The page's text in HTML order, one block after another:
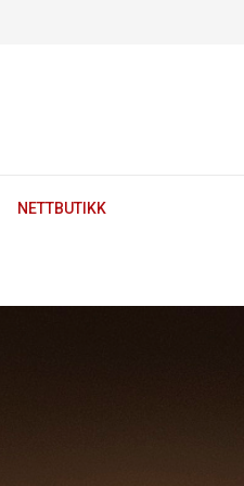
NETTBUTIKK